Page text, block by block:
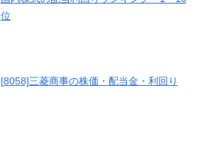
位
[8058]三菱商事の株価・配当金・利回り